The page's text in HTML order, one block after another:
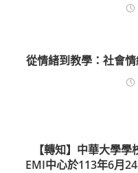
從情緒到教學：社會
【轉知】中華大學
EMI中心於113年6月